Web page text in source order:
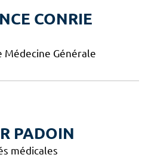
CONRIE
Médecine Générale
PADOIN
médicales